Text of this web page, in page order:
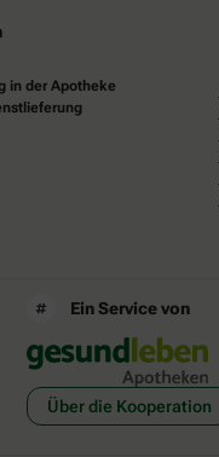
in der Apotheke
Ein Service von
Über die Kooperation